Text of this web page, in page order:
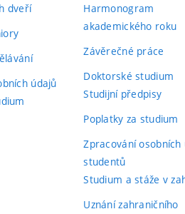
dveří
údajů
Harmonogram
akademického roku
Závěrečné práce
Doktorské studium
Studijní předpisy
Poplatky za studium
Zpracování osobních
studentů
Studium a stáže v
Uznání zahraničního